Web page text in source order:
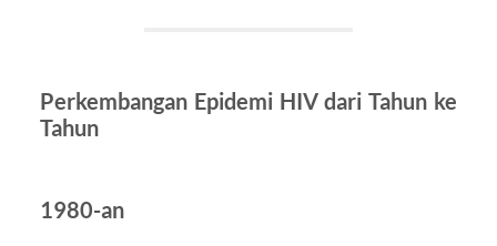
Perkembangan Epidemi HIV dari Tahun ke
Tahun
1980-an